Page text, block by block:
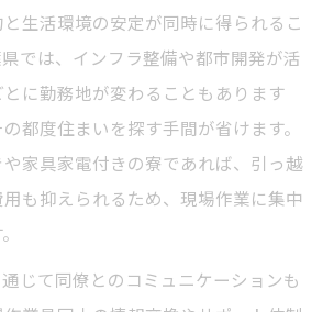
生活環境の安定が同時に得られるこ
では、インフラ整備や都市開発が活
に勤務地が変わることもあります
都度住まいを探す手間が省けます。
家具家電付きの寮であれば、引っ越
も抑えられるため、現場作業に集中
じて同僚とのコミュニケーションも